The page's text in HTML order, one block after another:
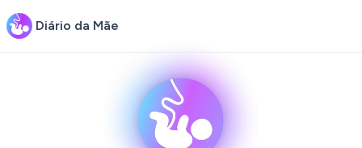
Diário da Mãe